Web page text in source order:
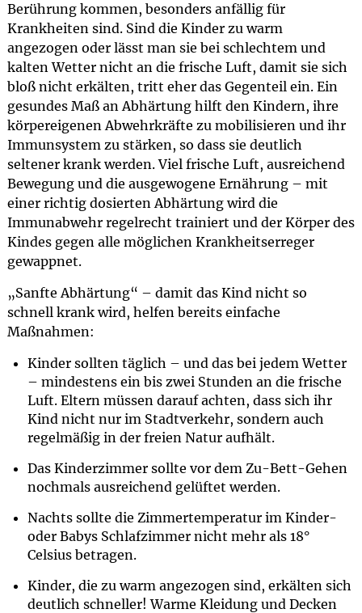
Berührung kommen, besonders anfällig für
Krankheiten sind. Sind die Kinder zu warm
angezogen oder lässt man sie bei schlechtem und
kalten Wetter nicht an die frische Luft, damit sie sich
bloß nicht erkälten, tritt eher das Gegenteil ein. Ein
gesundes Maß an Abhärtung hilft den Kindern, ihre
körpereigenen Abwehrkräfte zu mobilisieren und ihr
Immunsystem zu stärken, so dass sie deutlich
seltener krank werden. Viel frische Luft, ausreichend
Bewegung und die ausgewogene Ernährung – mit
einer richtig dosierten Abhärtung wird die
Immunabwehr regelrecht trainiert und der Körper des
Kindes gegen alle möglichen Krankheitserreger
gewappnet.
„Sanfte Abhärtung“ – damit das Kind nicht so
schnell krank wird, helfen bereits einfache
Maßnahmen:
Kinder sollten täglich – und das bei jedem Wetter
– mindestens ein bis zwei Stunden an die frische
Luft. Eltern müssen darauf achten, dass sich ihr
Kind nicht nur im Stadtverkehr, sondern auch
regelmäßig in der freien Natur aufhält.
Das Kinderzimmer sollte vor dem Zu-Bett-Gehen
nochmals ausreichend gelüftet werden.
Nachts sollte die Zimmertemperatur im Kinder-
oder Babys Schlafzimmer nicht mehr als 18°
Celsius betragen.
Kinder, die zu warm angezogen sind, erkälten sich
deutlich schneller! Warme Kleidung und Decken